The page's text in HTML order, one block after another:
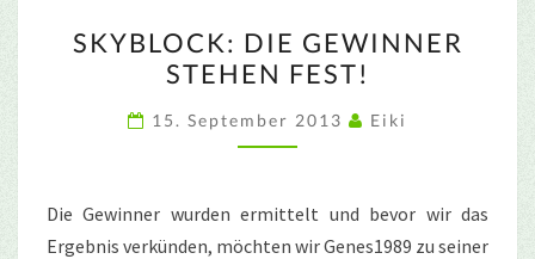
DIE
GEWINNER
STEHEN
FEST!
SKYBLOCK: DIE GEWINNER
STEHEN FEST!
15. September 2013 Eiki
Die Gewinner wurden ermittelt und bevor wir das
Ergebnis verkünden, möchten wir Genes1989 zu seiner